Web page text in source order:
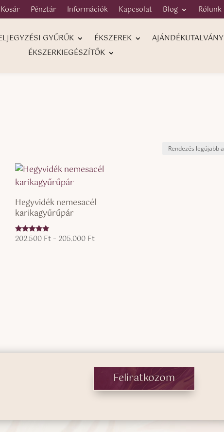
Kosár Pénztár Információk Kapcsolat Blog Rólunk
GYŰRŰK ÉKSZEREK
AJÁNDÉKUTALVÁNY
ÉKSZERKIEGÉSZÍTŐK
Hegyvidék nemesacél
karikagyűrűpár
Értékelés:
202.500 Ft – 205.000 FtÁrtartomány:
Feliratkozom